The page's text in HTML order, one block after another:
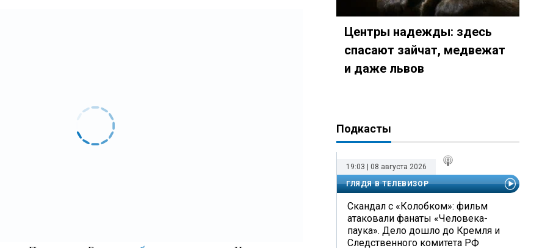
Центры надежды: здесь
спасают зайчат, медвежат
и даже львов
Подкасты
19:03 | 08 августа 2026
ГЛЯДЯ В ТЕЛЕВИЗОР
Скандал с «Колобком»: фильм
атаковали фанаты «Человека-
паука». Дело дошло до Кремля и
Следственного комитета РФ